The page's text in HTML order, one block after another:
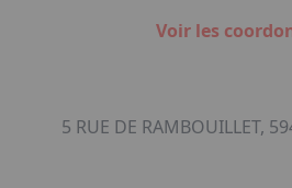
Voir les
5 RUE DE RAMBOUILLET,